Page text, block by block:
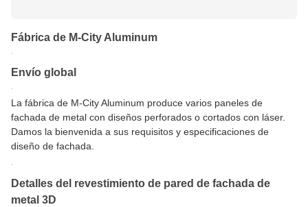
Fábrica de M-City Aluminum
Envío global
La fábrica de M-City Aluminum produce varios paneles de
fachada de metal con diseños perforados o cortados con láser.
Damos la bienvenida a sus requisitos y especificaciones de
diseño de fachada.
Detalles del revestimiento de pared de fachada de
metal 3D